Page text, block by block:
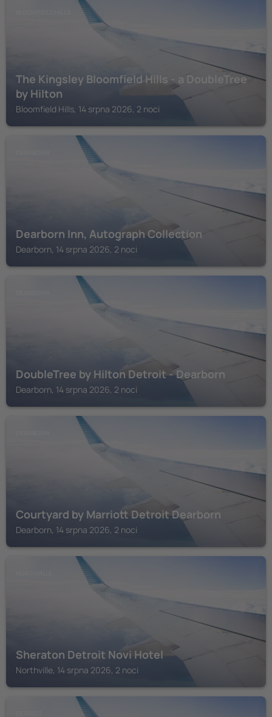
The Kingsley Bloomfield Hills - a DoubleTree
by Hilton
Bloomfield Hills, 14 srpna 2026, 2 noci
Dearborn Inn, Autograph Collection
Dearborn, 14 srpna 2026, 2 noci
DoubleTree by Hilton Detroit - Dearborn
Dearborn, 14 srpna 2026, 2 noci
Courtyard by Marriott Detroit Dearborn
Dearborn, 14 srpna 2026, 2 noci
Sheraton Detroit Novi Hotel
Northville, 14 srpna 2026, 2 noci